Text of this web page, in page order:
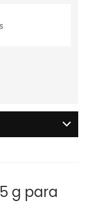
g para